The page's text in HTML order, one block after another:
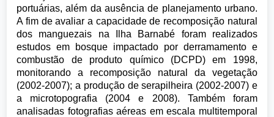
portuárias, além da ausência de planejamento urbano.
A fim de avaliar a capacidade de recomposição natural
dos manguezais na Ilha Barnabé foram realizados
estudos em bosque impactado por derramamento e
combustão de produto químico (DCPD) em 1998,
monitorando a recomposição natural da vegetação
(2002-2007); a produção de serapilheira (2002-2007) e
a microtopografia (2004 e 2008). Também foram
analisadas fotografias aéreas em escala multitemporal